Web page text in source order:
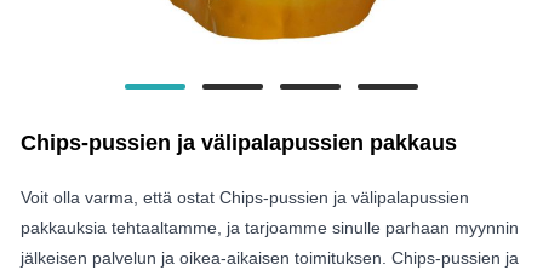
Chips-pussien ja välipalapussien pakkaus
Voit olla varma, että ostat Chips-pussien ja välipalapussien
pakkauksia tehtaaltamme, ja tarjoamme sinulle parhaan myynnin
jälkeisen palvelun ja oikea-aikaisen toimituksen. Chips-pussien ja